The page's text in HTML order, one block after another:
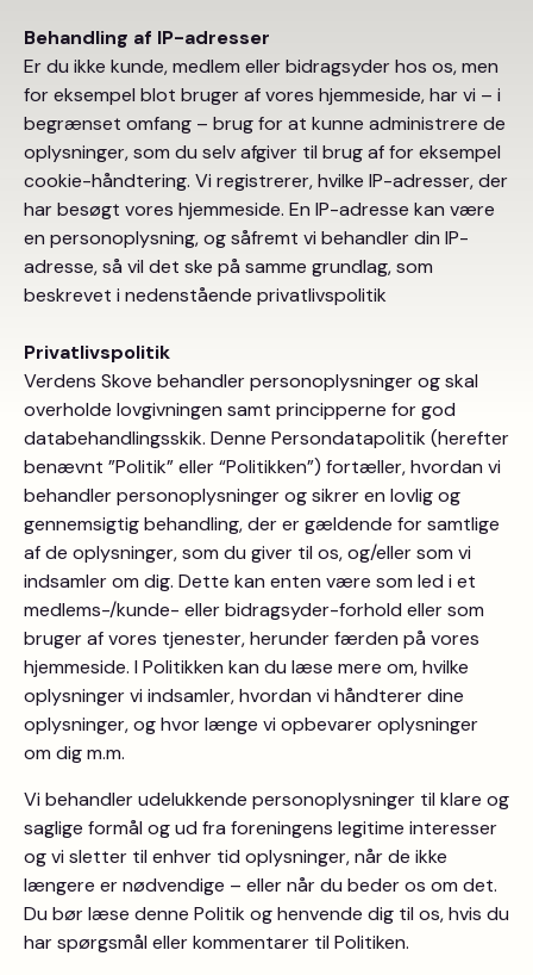
Behandling af IP-adresser
Er du ikke kunde, medlem eller bidragsyder hos os, men
for eksempel blot bruger af vores hjemmeside, har vi – i
begrænset omfang – brug for at kunne administrere de
oplysninger, som du selv afgiver til brug af for eksempel
cookie-håndtering. Vi registrerer, hvilke IP-adresser, der
har besøgt vores hjemmeside. En IP-adresse kan være
en personoplysning, og såfremt vi behandler din IP-
adresse, så vil det ske på samme grundlag, som
beskrevet i nedenstående privatlivspolitik
Privatlivspolitik
Verdens Skove behandler personoplysninger og skal
overholde lovgivningen samt principperne for god
databehandlingsskik. Denne Persondatapolitik (herefter
benævnt ”Politik” eller “Politikken”) fortæller, hvordan vi
behandler personoplysninger og sikrer en lovlig og
gennemsigtig behandling, der er gældende for samtlige
af de oplysninger, som du giver til os, og/eller som vi
indsamler om dig. Dette kan enten være som led i et
medlems-/kunde- eller bidragsyder-forhold eller som
bruger af vores tjenester, herunder færden på vores
hjemmeside. I Politikken kan du læse mere om, hvilke
oplysninger vi indsamler, hvordan vi håndterer dine
oplysninger, og hvor længe vi opbevarer oplysninger
om dig m.m.
Vi behandler udelukkende personoplysninger til klare og
saglige formål og ud fra foreningens legitime interesser
og vi sletter til enhver tid oplysninger, når de ikke
længere er nødvendige – eller når du beder os om det.
Du bør læse denne Politik og henvende dig til os, hvis du
har spørgsmål eller kommentarer til Politiken.